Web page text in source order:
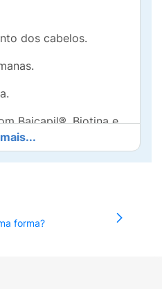
dos cabelos.
Baicapil®, Biotina e
testado.
forma?